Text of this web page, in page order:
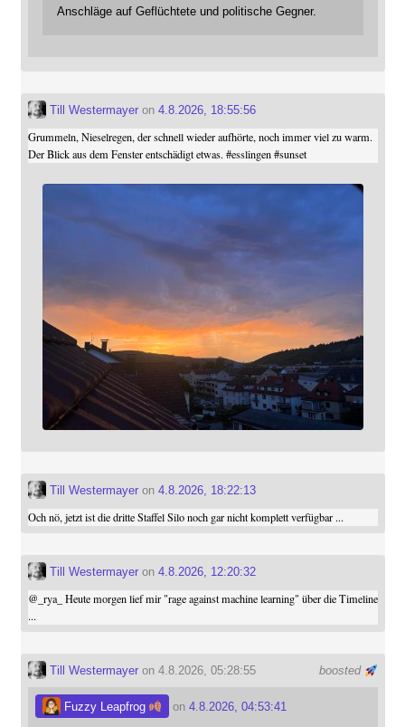
Anschläge auf Geflüchtete und politische Gegner.
Till Westermayeron 4.8.2026, 18:55:56
Grummeln, Nieselregen, der schnell wieder aufhörte, noch immer viel zu warm.
Der Blick aus dem Fenster entschädigt etwas.#esslingen #sunset
Till Westermayeron 4.8.2026, 18:22:13
Och nö, jetzt ist die dritte Staffel Silo noch gar nicht komplett verfügbar ...
Till Westermayeron 4.8.2026, 12:20:32
@ _rya_ Heute morgen lief mir "rage against machine learning" über die Timeline
...
boosted
Till Westermayeron 4.8.2026, 05:28:55
Fuzzy Leapfrog on4.8.2026, 04:53:41